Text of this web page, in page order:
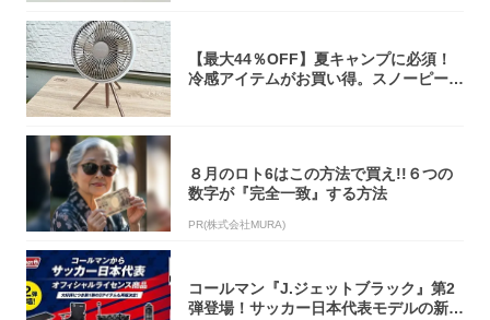
【最大44％OFF】夏キャンプに必須！
冷感アイテムがお買い得。スノーピー
８月のロト6はこの方法で買え!!６つの
数字が『完全一致』する方法
PR(株式会社MURA)
コールマン『J.ジェットブラック』第2
弾登場！サッカー日本代表モデルの新作